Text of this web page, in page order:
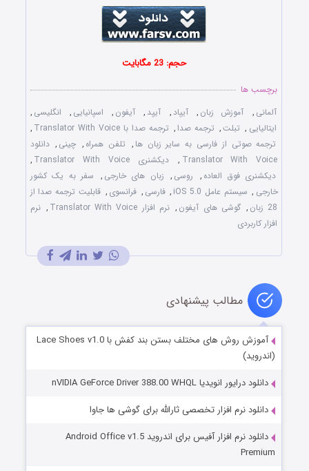
حجم: 23 مگابایت
برچسب ها
آلمانی , آموزش زبان , آیپاد , آیپد , آیفون , اسپانیایی , انگلیسی ,
ایتالیایی , تبلت, ترجمه صدا, ترجمه صدا با Translator With Voice
,
ترجمه صوتی از فارسی به سایر زبان ها , تلفن همراه , چینی , دانلود
Translator With Voice
, دیکشنری Translator With Voice
,
دیکشنری فوق العاده , روسی , زبان های خارجی , سفر به یک کشور
خارجی , سیستم عامل iOS 5.0 , فارسی , فرانسوی , قابلیت ترجمه صدا از
28 زبان
, گوشی های آیفون , نرم افزار Translator With Voice , نرم
افزار کاربردی
مطالب پیشنهادی
آموزش روش های مختلف بستن بند کفش با Lace Shoes v1.0
(اندروید)
دانلود درایور انویدیا nVIDIA GeForce Driver 388.00 WHQL
دانلود نرم افزار تخصصی ثارالله برای گوشی ها جاوا
دانلود نرم افزار آفیس برای اندروید Android Office v1.5
Premium